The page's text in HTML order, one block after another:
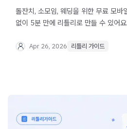
돌잔치, 소모임, 웨딩을 위한 무료 모바
없이 5분 만에 리틀리로 만들 수 있어
Apr 26, 2026 리틀리 가이드